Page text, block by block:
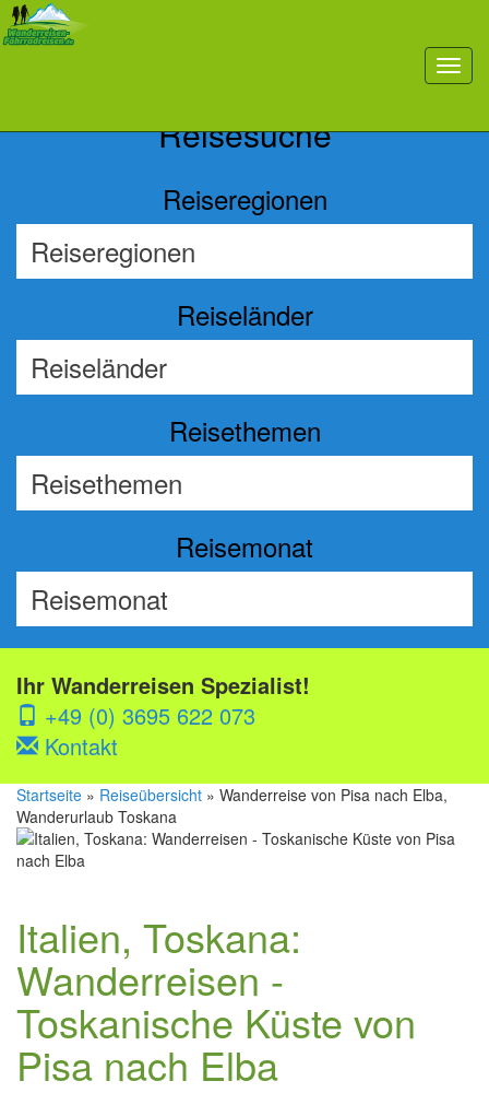
toggle
Reisesuche
Reiseregionen
Reiseländer
Reisethemen
Reisemonat
Ihr Wanderreisen Spezialist!
+49 (0) 3695 622 073
Kontakt
Startseite » Reiseübersicht » Wanderreise von Pisa nach Elba,
Wanderurlaub Toskana
Italien, Toskana:
Wanderreisen -
Toskanische Küste von
Pisa nach Elba